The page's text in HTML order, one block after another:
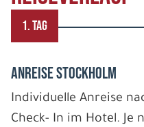
1. TAG
ANREISE STOCKHOLM
Individuelle Anreise
Check- In im Hotel. Je